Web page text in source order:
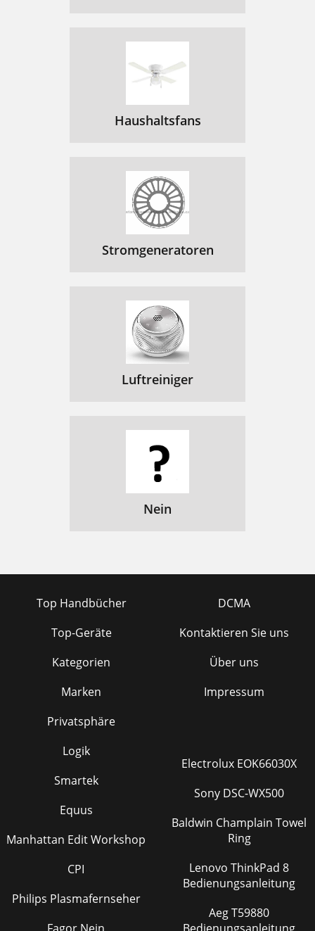
Haushaltsfans
Stromgeneratoren
Luftreiniger
Nein
Top Handbücher
Top-Geräte
Kategorien
Marken
Privatsphäre
DCMA
Kontaktieren Sie uns
Über uns
Impressum
Logik
Smartek
Equus
Manhattan Edit Workshop
CPI
Philips Plasmafernseher
Electrolux EOK66030X
Sony DSC-WX500
Baldwin Champlain Towel
Ring
Lenovo ThinkPad 8
Bedienungsanleitung
Aeg T59880